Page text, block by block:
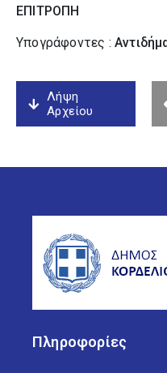
ΕΠΙΤΡΟΠΗ
Υπογράφοντες :
Λήψη
Αρχείου
Πληροφορίες